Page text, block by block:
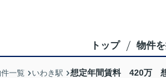
トップ 物件
一覧 いわき駅 想定年間賃料 420万